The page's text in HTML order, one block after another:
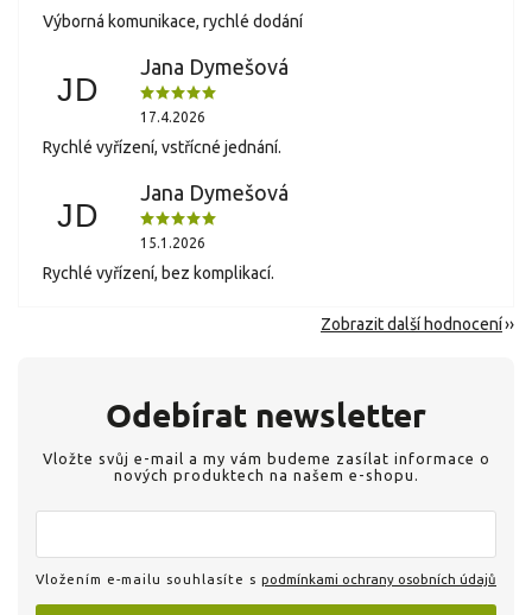
Výborná komunikace, rychlé dodání
JD
Jana Dymešová
17.4.2026
Rychlé vyřízení, vstřícné jednání.
JD
Jana Dymešová
15.1.2026
Rychlé vyřízení, bez komplikací.
Zobrazit další hodnocení
Odebírat newsletter
Vložte svůj e-mail a my vám budeme zasílat informace o
nových produktech na našem e-shopu.
Vložením e-mailu souhlasíte s podmínkami ochrany osobních údajů